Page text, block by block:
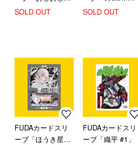
#1」
SOLD OUT
#1」
SOLD OUT
FUDAカードスリ
ーブ「ほうき星
FUDAカードスリ
ーブ「織平 #1」